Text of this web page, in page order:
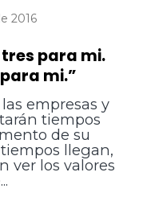
2016
para mi.
mi.”
empresas y
tiempos
de su
llegan,
ver los valores